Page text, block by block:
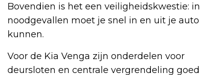
Bovendien is het een veiligheidskwestie: in
noodgevallen moet je snel in en uit je auto
kunnen.
Voor de Kia Venga zijn onderdelen voor
deursloten en centrale vergrendeling goed